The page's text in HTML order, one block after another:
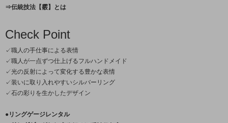
⇒伝統技法【霰】とは
Check Point
✓職人の手仕事による表情
✓職人が一点ずつ仕上げるフルハンドメイド
✓光の反射によって変化する豊かな表情
✓装いに取り入れやすいシルバーリング
✓石の彩りを生かしたデザイン
●リングゲージレンタル